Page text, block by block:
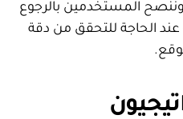
المستخدمين بالرجوع
عند الحاجة للتحقق من دقة